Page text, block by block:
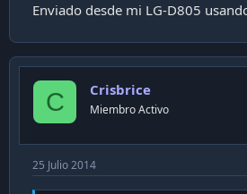
Enviado desde mi LG-D805
C Crisbrice
Miembro Activo
25 Julio 2014